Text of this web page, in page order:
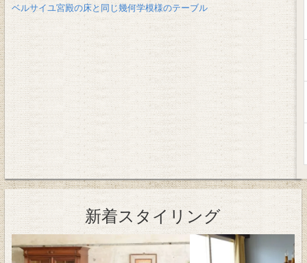
ベルサイユ宮殿の床と同じ幾何学模様のテーブル
新着スタイリング